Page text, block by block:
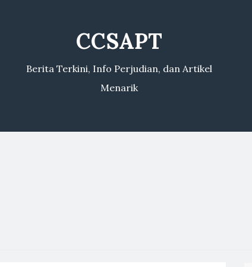
CCSAPT
Berita Terkini, Info Perjudian, dan Artikel
Menarik